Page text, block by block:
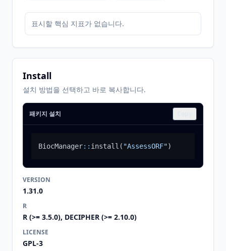
표시할 핵심 지표가 없습니다.
Install
설치 방법을 선택하고 바로 복사합니다.
패키지 설치
BiocManager:: install ( "AssessORF")
VERSION
1.31.0
R
R (>= 3.5.0), DECIPHER (>= 2.10.0)
LICENSE
GPL-3